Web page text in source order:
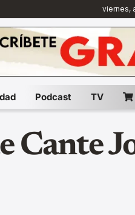
viernes,
Podcast TV
Cante